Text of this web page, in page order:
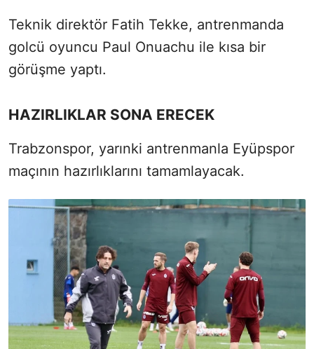
Teknik direktör Fatih Tekke, antrenmanda
golcü oyuncu Paul Onuachu ile kısa bir
görüşme yaptı.
HAZIRLIKLAR SONA ERECEK
Trabzonspor, yarınki antrenmanla Eyüpspor
maçının hazırlıklarını tamamlayacak.